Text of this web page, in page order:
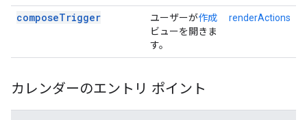
composeTrigger ユーザーが作成
ビューを開きま
す。
renderActions
カレンダーのエントリ ポイント